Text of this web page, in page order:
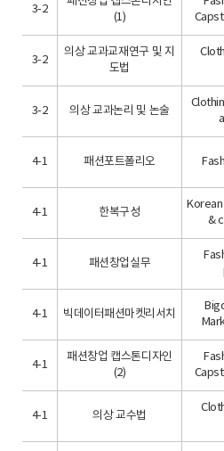
3-2
(1)
3-2
의상 교과교재연구 및 지
도법
3-2 의상 교과논리 및 논술
4-1 패션포트폴리오
4-1 한복구성
&
4-1 패션창업실무
4-1 빅데이터패션마켓리서치
4-1
패션창업 캡스톤디자인
(2)
4-1 의상 교수법